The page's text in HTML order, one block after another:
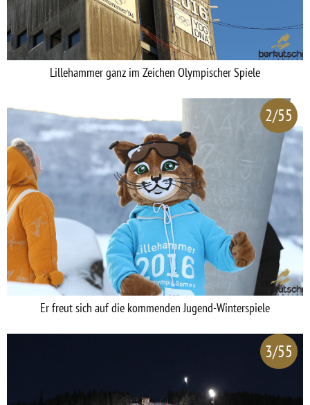
Lillehammer ganz im Zeichen Olympischer Spiele
2/55
Er freut sich auf die kommenden Jugend-Winterspiele
3/55